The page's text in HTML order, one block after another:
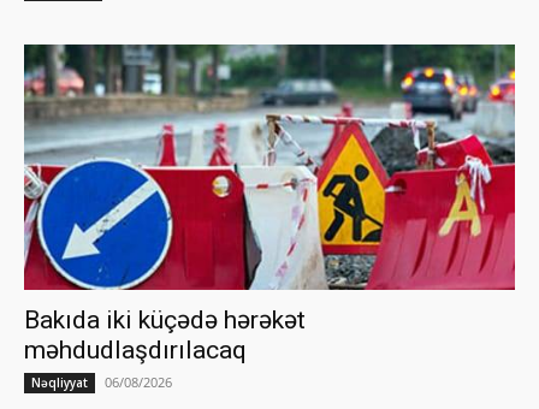
Bakıda iki küçədə hərəkət
məhdudlaşdırılacaq
Nəqliyyat 06/08/2026